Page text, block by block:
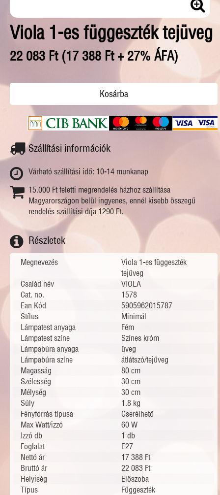
Viola 1-es függeszték tejüveg
22 083 Ft (17 388 Ft + 27% ÁFA)
Szállítási információk
Várható szállítási idő: 10-14 munkanap
15.000 Ft feletti megrendelés házhoz szállítása
Magyarországon belül ingyenes, ennél kisebb összegű
rendelés szállítási díja 1290 Ft.
Részletek
Megnevezés
Viola 1-es függeszték
tejüveg
Család név
VIOLA
Cat. no.
1578
Ean Kód
5905962015787
Stílus
Minimál
Lámpatest anyaga
Fém
Lámpatest színe
Színes króm
Lámpabúra anyaga
üveg
Lámpabúra színe
átlátszó/tejüveg
Magasság
80 cm
Szélesség
30 cm
Mélység
30 cm
Súly
1.8 kg
Fényforrás típusa
Cserélhető
Max Watt/izzó
60 W
Izzó db
1 db
Foglalat
E27
Nettó ár
17 388 Ft
Bruttó ár
22 083 Ft
Helyiség
Előszoba
Típus
Függeszték